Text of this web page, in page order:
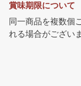
賞味期限について
同一商品を複数個
れる場合がござい